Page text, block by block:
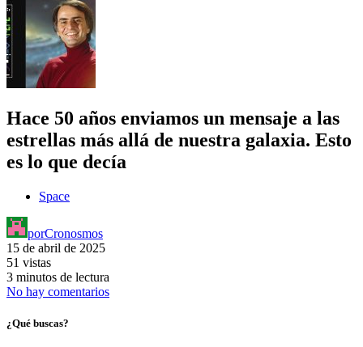
Hace 50 años enviamos un mensaje a las
estrellas más allá de nuestra galaxia. Esto
es lo que decía
Space
porCronosmos
15 de abril de 2025
51 vistas
3 minutos de lectura
No hay comentarios
¿Qué buscas?